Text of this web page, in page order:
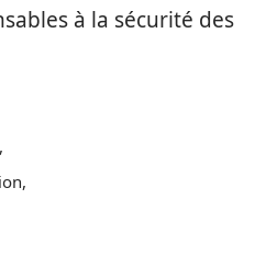
à la sécurité des